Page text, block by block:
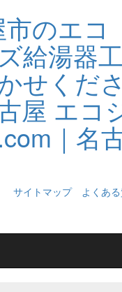
サイトマップ よくあ